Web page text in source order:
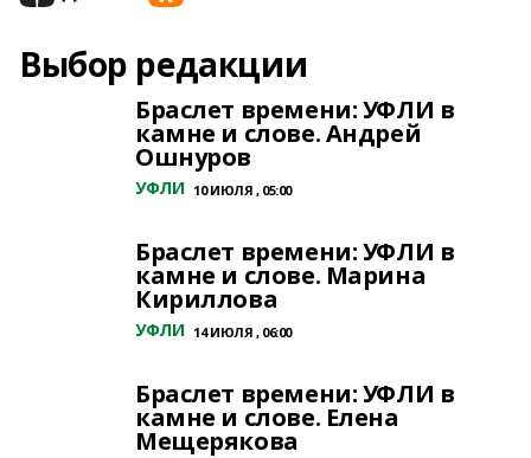
Выбор редакции
Браслет времени: УФЛИ в
камне и слове. Андрей
Ошнуров
УФЛИ 10 ИЮЛЯ , 05:00
Браслет времени: УФЛИ в
камне и слове. Марина
Кириллова
УФЛИ 14 ИЮЛЯ , 06:00
Браслет времени: УФЛИ в
камне и слове. Елена
Мещерякова